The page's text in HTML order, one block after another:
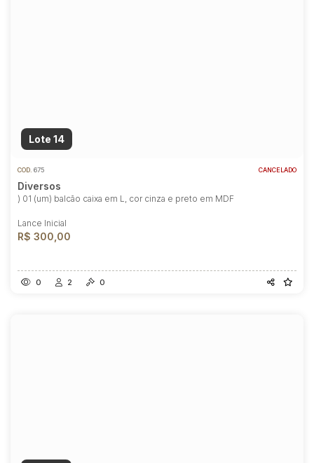
Lote 14
COD. 675 CANCELADO
Diversos
) 01 (um) balcão caixa em L, cor cinza e preto em MDF
Lance Inicial
R$ 300,00
0 2 0